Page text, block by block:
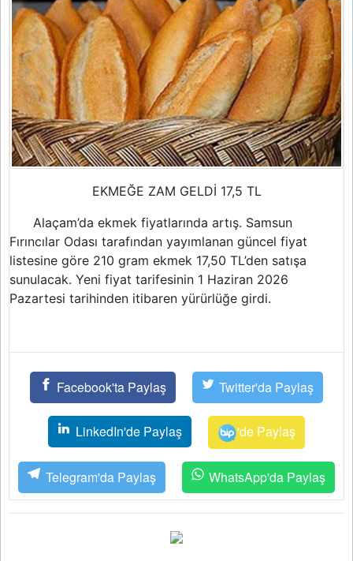
EKMEĞE ZAM GELDİ 17,5 TL
Alaçam’da ekmek fiyatlarında artış. Samsun
Fırıncılar Odası tarafından yayımlanan güncel fiyat
listesine göre 210 gram ekmek 17,50 TL’den satışa
sunulacak. Yeni fiyat tarifesinin 1 Haziran 2026
Pazartesi tarihinden itibaren yürürlüğe girdi.
Facebook'ta Paylaş Twitter'da Paylaş
LinkedIn'de Paylaş 'de Paylaş
Telegram'da Paylaş WhatsApp'da Paylaş